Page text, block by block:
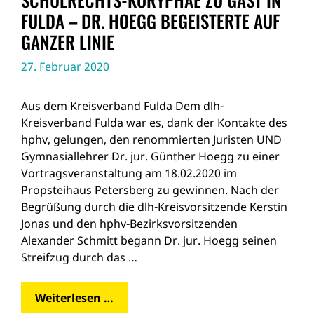
FULDA – DR. HOEGG BEGEISTERTE AUF
GANZER LINIE
27. Februar 2020
Aus dem Kreisverband Fulda Dem dlh-
Kreisverband Fulda war es, dank der Kontakte des
hphv, gelungen, den renommierten Juristen UND
Gymnasiallehrer Dr. jur. Günther Hoegg zu einer
Vortragsveranstaltung am 18.02.2020 im
Propsteihaus Petersberg zu gewinnen. Nach der
Begrüßung durch die dlh-Kreisvorsitzende Kerstin
Jonas und den hphv-Bezirksvorsitzenden
Alexander Schmitt begann Dr. jur. Hoegg seinen
Streifzug durch das …
Weiterlesen …